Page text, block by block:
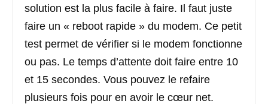
solution est la plus facile à faire. Il faut juste
faire un « reboot rapide » du modem. Ce petit
test permet de vérifier si le modem fonctionne
ou pas. Le temps d’attente doit faire entre 10
et 15 secondes. Vous pouvez le refaire
plusieurs fois pour en avoir le cœur net.